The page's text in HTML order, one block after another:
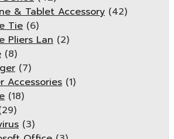
& Tablet Accessory (42)
Tie (6)
Pliers Lan (2)
(8)
(7)
Accessories (1)
(18)
(3)